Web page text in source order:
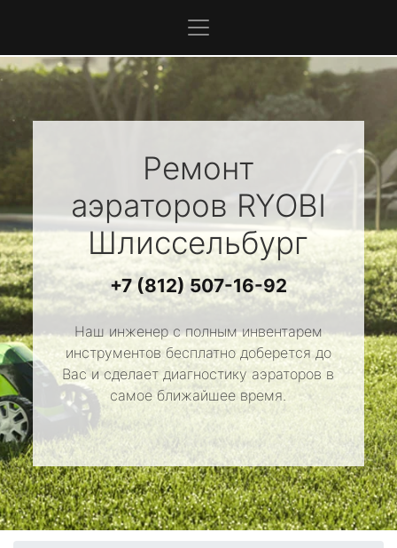
Ремонт
аэраторов RYOBI
Шлиссельбург
+7 (812) 507-16-92
Наш инженер с полным инвентарем
инструментов бесплатно доберется до
Вас и сделает диагностику аэраторов в
самое ближайшее время.